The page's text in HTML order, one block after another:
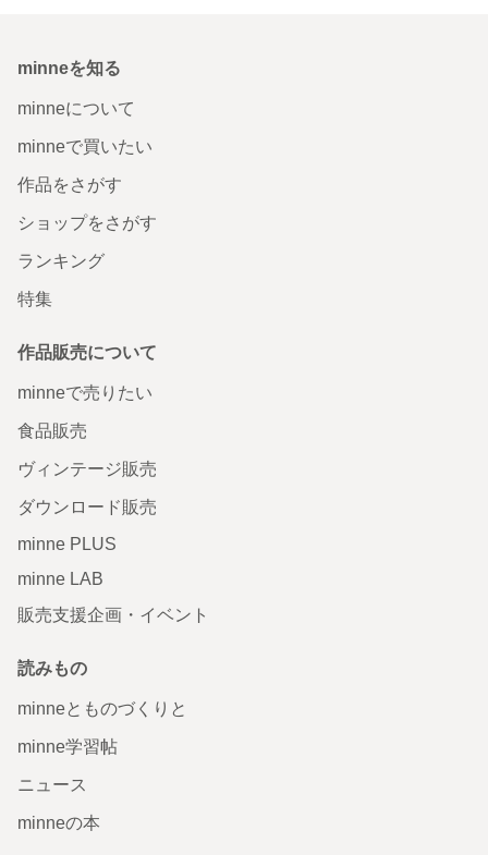
minneを知る
minneについて
minneで買いたい
作品をさがす
ショップをさがす
ランキング
特集
作品販売について
minneで売りたい
食品販売
ヴィンテージ販売
ダウンロード販売
minne PLUS
minne LAB
販売支援企画・イベント
読みもの
minneとものづくりと
minne学習帖
ニュース
minneの本